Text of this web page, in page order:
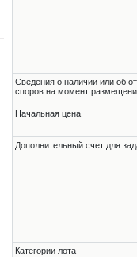
Cведения о наличии или об
споров на момент
Начальная цена
Дополнительный счет для
Категории лота